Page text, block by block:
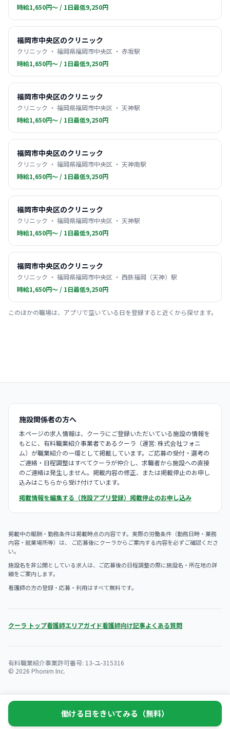
時給1,650円〜 / 1日最低9,250円
福岡市中央区のクリニック
クリニック ・ 福岡県福岡市中央区 ・ 赤坂駅
時給1,650円〜 / 1日最低9,250円
福岡市中央区のクリニック
クリニック ・ 福岡県福岡市中央区 ・ 天神駅
時給1,650円〜 / 1日最低9,250円
福岡市中央区のクリニック
クリニック ・ 福岡県福岡市中央区 ・ 天神南駅
時給1,650円〜 / 1日最低9,250円
福岡市中央区のクリニック
クリニック ・ 福岡県福岡市中央区 ・ 天神駅
時給1,650円〜 / 1日最低9,250円
福岡市中央区のクリニック
クリニック ・ 福岡県福岡市中央区 ・ 西鉄福岡（天神）駅
時給1,650円〜 / 1日最低9,250円
このほかの職場は、アプリで空いている日を登録すると近くから探せます。
施設関係者の方へ
本ページの求人情報は、クーラにご登録いただいている施設の情報を
もとに、有料職業紹介事業者であるクーラ（運営: 株式会社フォニ
ム）が職業紹介の一環として掲載しています。ご応募の受付・選考の
ご連絡・日程調整はすべてクーラが仲介し、求職者から施設への直接
のご連絡は発生しません。掲載内容の修正、または掲載停止のお申し
込みはこちらから受け付けています。
掲載情報を編集する（施設アプリ登録） 掲載停止のお申し込み
掲載中の報酬・勤務条件は掲載時点の内容です。実際の労働条件（勤務日時・業務
内容・就業場所等）は、 ご応募後にクーラからご案内する内容を必ずご確認くださ
い。
施設名を非公開としている求人は、ご応募後の日程調整の際に施設名・所在地の詳
細をご案内します。
看護師の方の登録・応募・利用はすべて無料です。
クーラ トップ看護師エリアガイド看護師向け記事よくある質問
有料職業紹介事業許可番号: 13-ユ-315316
© 2026 Phonim Inc.
働ける日をきいてみる（無料）